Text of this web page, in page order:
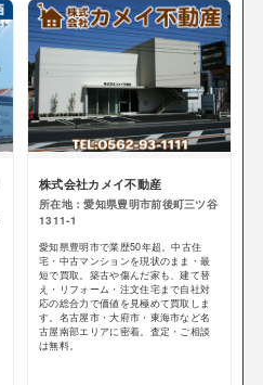
株式会社カメイ不動産
所在地：愛知県豊明市前後町三ツ谷
1311-1
愛知県豊明市で業歴50年超。中古住
宅・中古マンションを現状のまま・最
短で買取。築古や傷んだ家も、建て替
え・リフォーム・注文住宅まで自社対
応の総合力で価値を見極めて買取しま
す。名古屋市・大府市・東海市など名
古屋南部エリアに密着。査定・ご相談
は無料。